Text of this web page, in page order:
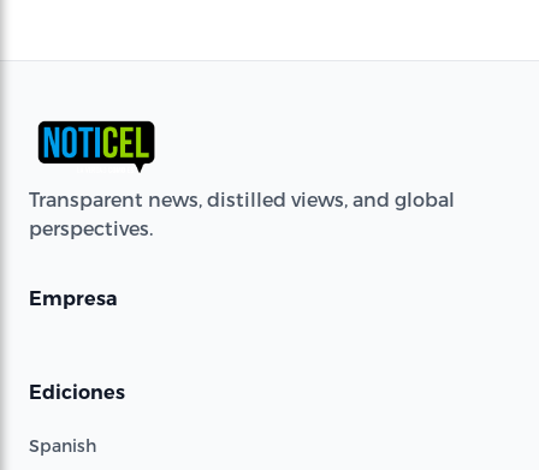
Transparent news, distilled views, and global
perspectives.
Empresa
Ediciones
Spanish